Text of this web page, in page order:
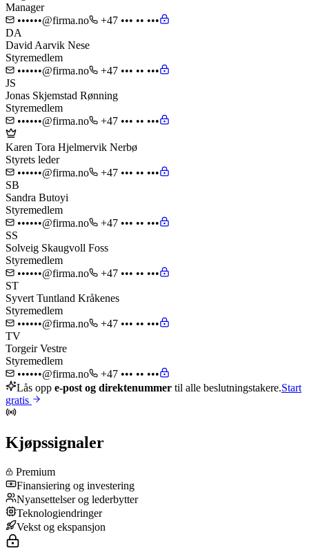
Manager
••••••@firma.no
+47 ••• •• •••
DA
David Aarvik Nese
Styremedlem
••••••@firma.no
+47 ••• •• •••
JS
Jonas Skjemstad Rønning
Styremedlem
••••••@firma.no
+47 ••• •• •••
Karen Tora Hjelmervik Nerbø
Styrets leder
••••••@firma.no
+47 ••• •• •••
SB
Sandra Butoyi
Styremedlem
••••••@firma.no
+47 ••• •• •••
SS
Solveig Skaugvoll Foss
Styremedlem
••••••@firma.no
+47 ••• •• •••
ST
Syvert Tuntland Kråkenes
Styremedlem
••••••@firma.no
+47 ••• •• •••
TV
Torgeir Vestre
Styremedlem
••••••@firma.no
+47 ••• •• •••
Lås opp e-post og direktenummer til alle beslutningstakere.Start
gratis
Kjøpssignaler
Premium
Finansiering og investering
Nyansettelser og lederbytter
Teknologiendringer
Vekst og ekspansjon